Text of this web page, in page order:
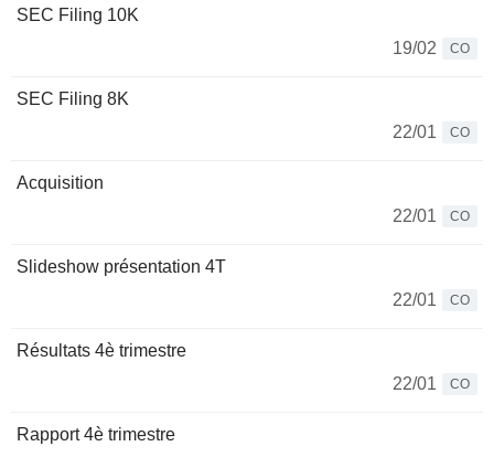
SEC Filing 10K
19/02
CO
SEC Filing 8K
22/01
CO
Acquisition
22/01
CO
Slideshow présentation 4T
22/01
CO
Résultats 4è trimestre
22/01
CO
Rapport 4è trimestre